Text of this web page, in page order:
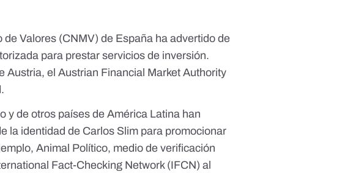
Valores (CNMV) de España ha advertido de
para prestar servicios de inversión.
Austria,el Austrian Financial Market Authority
.
y de otros países de América Latina han
la identidad de Carlos Slim para promocionar
Animal Político, medio de verificación
Fact-Checking Network (IFCN) al